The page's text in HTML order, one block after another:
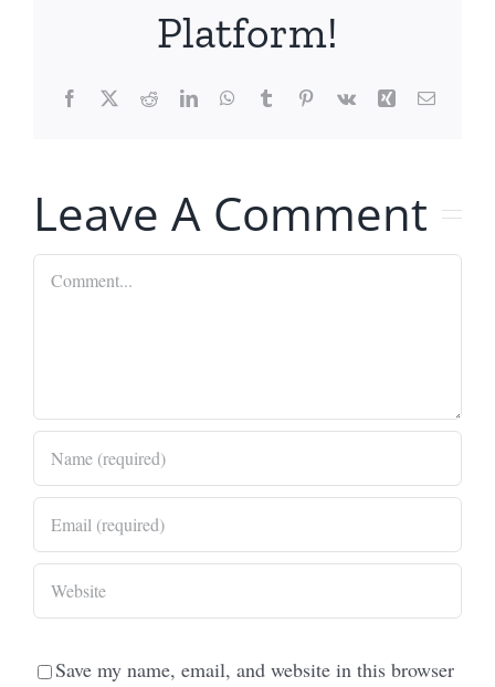
Platform!
Facebook
X RedditLinkedInWhatsApp
TumblrPinterest
Vk Xing Email
Leave A Comment
Comment
Save my name, email, and website in this browser